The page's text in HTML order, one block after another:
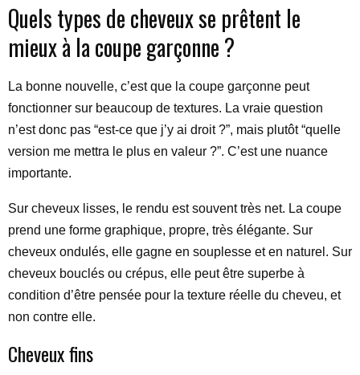
Quels types de cheveux se prêtent le
mieux à la coupe garçonne ?
La bonne nouvelle, c’est que la coupe garçonne peut
fonctionner sur beaucoup de textures. La vraie question
n’est donc pas “est-ce que j’y ai droit ?”, mais plutôt “quelle
version me mettra le plus en valeur ?”. C’est une nuance
importante.
Sur cheveux lisses, le rendu est souvent très net. La coupe
prend une forme graphique, propre, très élégante. Sur
cheveux ondulés, elle gagne en souplesse et en naturel. Sur
cheveux bouclés ou crépus, elle peut être superbe à
condition d’être pensée pour la texture réelle du cheveu, et
non contre elle.
Cheveux fins